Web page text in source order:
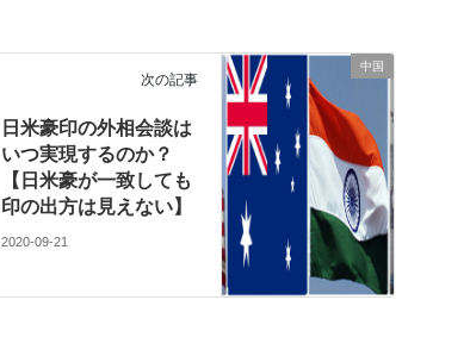
中国
次の記事
日米豪印の外相会談は
いつ実現するのか？
【日米豪が一致しても
印の出方は見えない】
2020-09-21